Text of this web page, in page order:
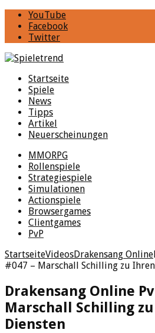
YouTube
Facebook
Twitter
Startseite
Spiele
News
Tipps
Artikel
Neuerscheinungen
MMORPG
Rollenspiele
Strategiespiele
Simulationen
Actionspiele
Browsergames
Clientgames
PvP
StartseiteVideosDrakensang Online
#047 – Marschall Schilling zu
Drakensang Online
Marschall Schilling
Diensten